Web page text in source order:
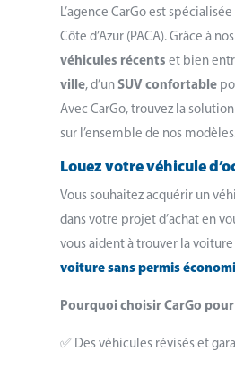
L’agence CarGo est
Côte d’Azur (PACA). Grâce à
véhicules récents et bien
ville, d’unSUV confortable
Avec CarGo, trouvez la
sur l’ensemble de nos
Louez votre véhicule
Vous souhaitez acquérir un
dans votre projet d’achat en
vous aident à trouver la
voiture sans permis
Pourquoi choisir CarGo
✅ Des véhicules révisés et